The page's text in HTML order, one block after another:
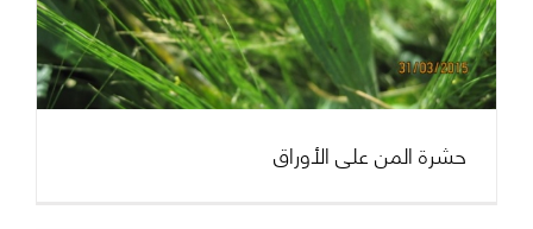
حشرة المن على الأوراق